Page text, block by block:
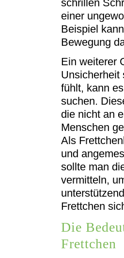
schrillen
einer
Beispiel
Bewegung
Ein weiterer
Unsicherheit
fühlt, kann
suchen.
die nicht an
Menschen
Als
und
sollte man
vermitteln,
Frettchen
Die
Frettchen